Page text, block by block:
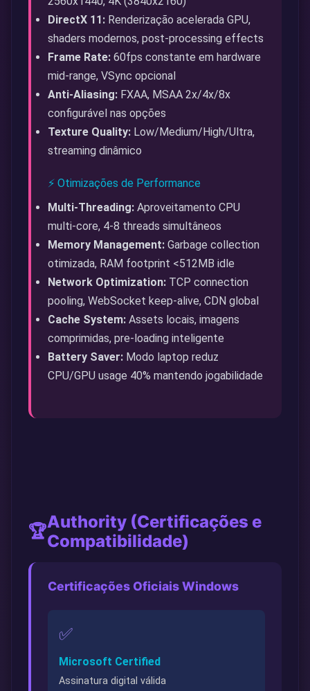
DirectX 11: Renderização acelerada GPU,
shaders modernos, post-processing effects
Frame Rate: 60fps constante em hardware
mid-range, VSync opcional
Anti-Aliasing: FXAA, MSAA 2x/4x/8x
configurável nas opções
Texture Quality: Low/Medium/High/Ultra,
streaming dinâmico
⚡ Otimizações de Performance
Multi-Threading: Aproveitamento CPU
multi-core, 4-8 threads simultâneos
Memory Management: Garbage collection
otimizada, RAM footprint <512MB idle
Network Optimization: TCP connection
pooling, WebSocket keep-alive, CDN global
Cache System: Assets locais, imagens
comprimidas, pre-loading inteligente
Battery Saver: Modo laptop reduz
CPU/GPU usage 40% mantendo jogabilidade
🏆Authority (Certificações e
Compatibilidade)
Certificações Oficiais Windows
✅
Microsoft Certified
Assinatura digital válida